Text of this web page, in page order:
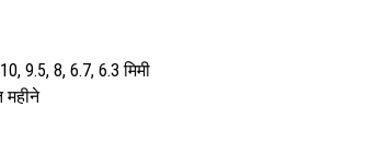
9.5, 8, 6.7, 6.3 मिमी
महीने